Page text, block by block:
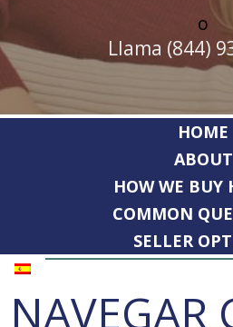
o
Llama (844)
HOME
ABOUT
HOW WE BUY
COMMON
SELLER
NAVEGAR